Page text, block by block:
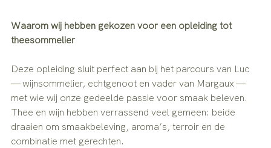
Waarom wij hebben gekozen voor een opleiding tot
theesommelier
Deze opleiding sluit perfect aan bij het parcours van Luc
— wijnsommelier, echtgenoot en vader van Margaux —
met wie wij onze gedeelde passie voor smaak beleven.
Thee en wijn hebben verrassend veel gemeen: beide
draaien om smaakbeleving, aroma’s, terroir en de
combinatie met gerechten.